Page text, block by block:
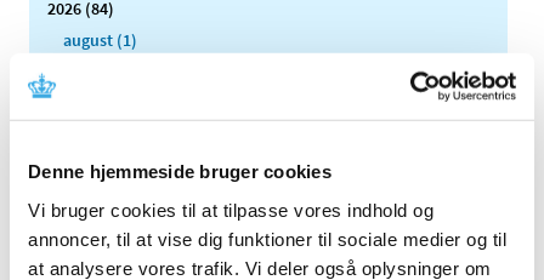
Denne hjemmeside bruger cookies
Vi bruger cookies til at tilpasse vores indhold og
annoncer, til at vise dig funktioner til sociale medier og til
at analysere vores trafik. Vi deler også oplysninger om
2026 (84)
august (1)
april (6)
februar (11)
januar (16)